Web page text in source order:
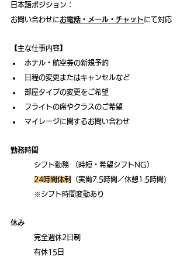
日本語ポジション：
お問い合わせにお電話・メール・チャットにて対応
【主な仕事内容】
ホテル・航空券の新規予約
日程の変更またはキャンセルなど
部屋タイプの変更をご希望
フライトの席やクラスのご希望
マイレージに関するお問い合わせ
勤務時間
	シフト勤務 （時短・希望シフトNG）
24時間体制 （実働7.5時間／休憩1.5時間)
	※シフト時間変動あり
休み
	完全週休2日制
	有休15日